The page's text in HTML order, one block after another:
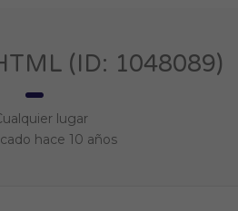
(ID: 1048089)
lugar
hace 10 años